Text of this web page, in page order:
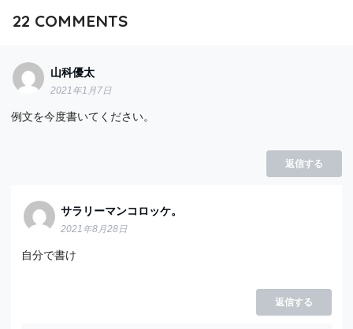
22 COMMENTS
山科優太
2021年1月7日
例文を今度書いてください。
返信する
サラリーマンコロッケ。
2021年8月28日
自分で書け
返信する